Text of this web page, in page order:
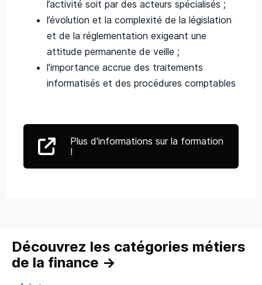
l’activité soit par des acteurs spécialisés ;
l’évolution et la complexité de la législation
et de la réglementation exigeant une
attitude permanente de veille ;
l’importance accrue des traitements
informatisés et des procédures comptables
Plus d'informations sur la formation
!
Découvrez les catégories métiers
de la finance →